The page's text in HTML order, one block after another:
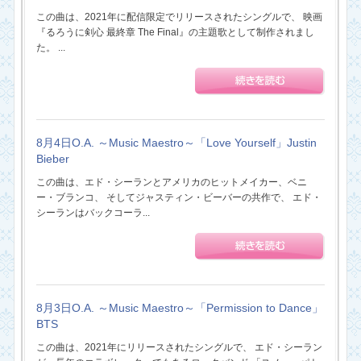
この曲は、2021年に配信限定でリリースされたシングルで、 映画
『るろうに剣心 最終章 The Final』の主題歌として制作されまし
た。 ...
8月4日O.A. ～Music Maestro～「Love Yourself」Justin
Bieber
この曲は、エド・シーランとアメリカのヒットメイカー、ベニ
ー・ブランコ、 そしてジャスティン・ビーバーの共作で、 エド・
シーランはバックコーラ...
8月3日O.A. ～Music Maestro～「Permission to Dance」
BTS
この曲は、2021年にリリースされたシングルで、 エド・シーラン